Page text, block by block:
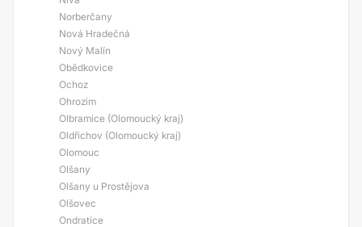
Norberčany
Nová Hradečná
Nový Malín
Obědkovice
Ochoz
Ohrozim
Olbramice (Olomoucký kraj)
Oldřichov (Olomoucký kraj)
Olomouc
Olšany
Olšany u Prostějova
Olšovec
Ondratice